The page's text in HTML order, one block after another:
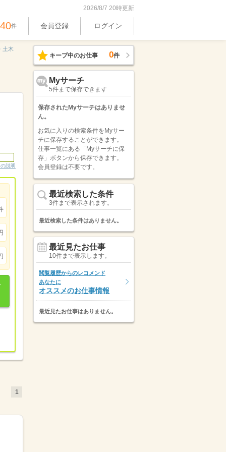
2026/8/7 20時更新
件 会員登録 ログイン
土木
説明
1
キープ中のお仕事 0件
Myサーチ
5件まで保存できます
保存されたMyサーチはありませ
ん。
お気に入りの検索条件をMyサー
チに保存することができます。
仕事一覧にある「Myサーチに保
存」ボタンから保存できます。
会員登録は不要です。
最近検索した条件
3件まで表示されます。
最近検索した条件はありません。
最近見たお仕事
10件まで表示します。
閲覧履歴からのレコメンド
あなたに
オススメのお仕事情報
最近見たお仕事はありません。